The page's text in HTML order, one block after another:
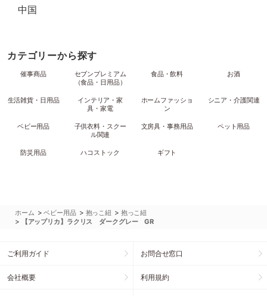
中国
カテゴリーから探す
催事商品
セブンプレミアム
（食品・日用品）
食品・飲料 お酒
生活雑貨・日用品
インテリア・家
具・家電
ホームファッショ
ン
シニア・介護関連
ベビー用品
子供衣料・スクー
ル関連
文房具・事務用品 ペット用品
防災用品 ハコストック ギフト
ホーム >ベビー用品 > 抱っこ紐 > 抱っこ紐
> 【アップリカ】ラクリス ダークグレー GR
ご利用ガイド お問合せ窓口
会社概要 利用規約